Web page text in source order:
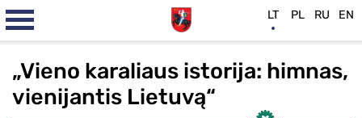
„Vieno karaliaus istorija: himnas,
vienijantis Lietuvą“
LT PL RU EN